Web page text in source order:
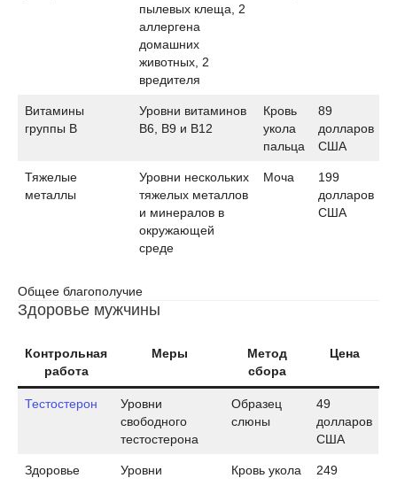
пылевых клеща, 2
аллергена
домашних
животных, 2
вредителя
Витамины
группы B
Уровни витаминов
B6, B9 и B12
Кровь
укола
пальца
89
долларов
США
Тяжелые
металлы
Уровни нескольких
тяжелых металлов
и минералов в
окружающей
среде
Моча
199
долларов
США
Общее благополучие
Здоровье мужчины
Контрольная
работа
Меры
Метод
сбора
Цена
Тестостерон
Уровни
свободного
тестостерона
Образец
слюны
49
долларов
США
Здоровье
Уровни
Кровь укола
249